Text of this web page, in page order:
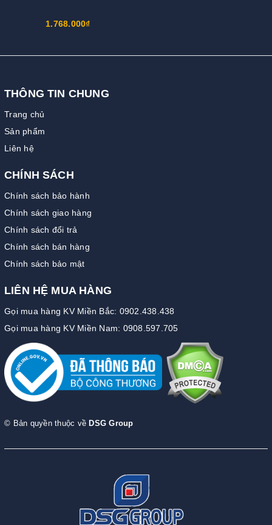
1.768.000₫
THÔNG TIN CHUNG
Trang chủ
Sản phẩm
Liên hệ
CHÍNH SÁCH
Chính sách bảo hành
Chính sách giao hàng
Chính sách đổi trả
Chính sách bán hàng
Chính sách bảo mật
LIÊN HỆ MUA HÀNG
Gọi mua hàng KV Miền Bắc: 0902.438.438
Gọi mua hàng KV Miền Nam: 0908.597.705
© Bản quyền thuộc về DSG Group